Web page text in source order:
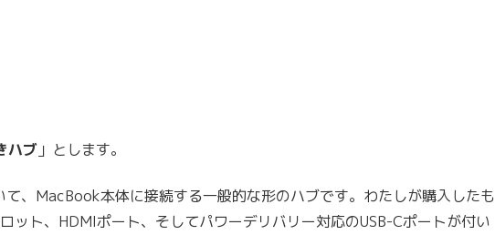
ハブ 」とします。
、MacBook本体に接続する一般的な形のハブです。わたしが購入したも
ット、HDMIポート、そしてパワーデリバリー対応のUSB-Cポートが付い